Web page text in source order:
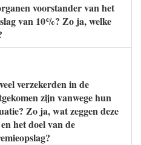
voorstander van het
van 10%? Zo ja, welke
verzekerden in de
zijn vanwege hun
Zo ja, wat zeggen deze
het doel van de